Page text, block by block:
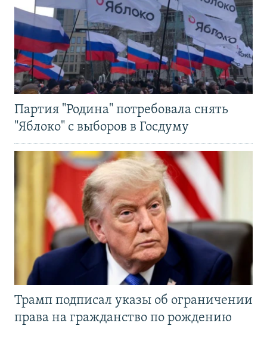
Партия "Родина" потребовала снять
"Яблоко" с выборов в Госдуму
Трамп подписал указы об ограничении
права на гражданство по рождению